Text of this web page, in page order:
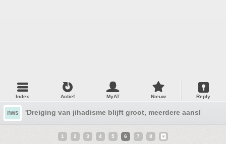
Index Actief MyAT Nieuw Reply
nws 'Dreiging van jihadisme blijft groot, meerdere aanslagen
1 2 3 4 5 6 7 8